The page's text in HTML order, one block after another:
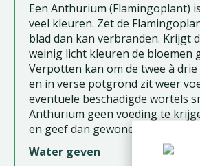
Een Anthurium (Flamingoplant)
veel kleuren. Zet de
blad dan kan verbranden. Krijgt
weinig licht kleuren de bloemen
Verpotten kan om de twee à
en in verse potgrond zit weer
eventuele beschadigde wortels
Anthurium geen voeding te
en geef dan gewone
Water geven